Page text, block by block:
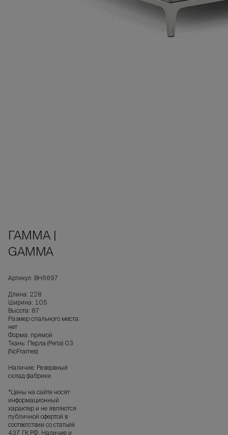
ГАММА |
GAMMA
Артикул: ВН6697
Длина: 228
Ширина: 105
Высота: 87
Размер спального места:
нет
Форма: прямой
Ткань: Перла (Perla) 03
(NoFrames)
Наличие: Резервный
склад фабрики
*Цены на сайте носят
информационный
характер и не являются
публичной офертой в
соответствии со статьёй
437 ГК РФ. Наличие и